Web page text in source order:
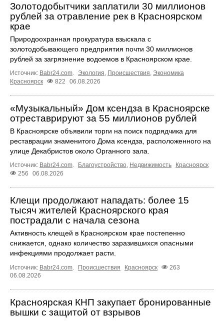
Золотодобытчики заплатили 30 миллионов
рублей за отравление рек в Красноярском
крае
Природоохранная прокуратура взыскала с
золотодобывающего предприятия почти 30 миллионов
рублей за загрязнение водоемов в Красноярском крае.
Источник: Babr24.com. Экология, Происшествия, Экономика
Красноярск
822 06.08.2026
«Музыкальный» Дом ксендза в Красноярске
отреставрируют за 55 миллионов рублей
В Красноярске объявили торги на поиск подрядчика для
реставрации знаменитого Дома ксендза, расположенного на
улице Декабристов около Органного зала.
Источник: Babr24.com. Благоустройство, Недвижимость
Красноярск
256
06.08.2026
Клещи продолжают нападать: более 15
тысяч жителей Красноярского края
пострадали с начала сезона
Активность клещей в Красноярском крае постепенно
снижается, однако количество заразившихся опасными
инфекциями продолжает расти.
Источник: Babr24.com. Происшествия Красноярск
263
06.08.2026
Красноярская КНП закупает бронированные
вышки с защитой от взрывов